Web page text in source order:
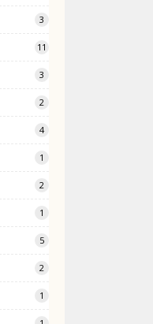
3
11
3
2
4
1
2
1
5
2
1